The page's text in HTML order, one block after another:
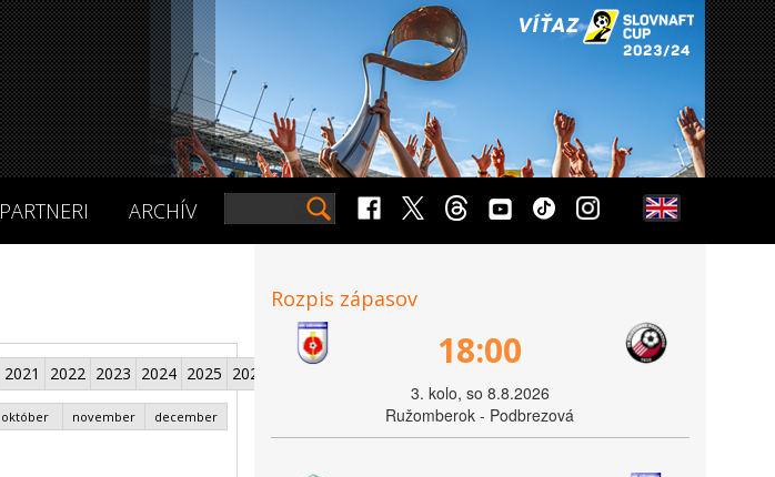
PARTNERI ARCHÍV
2021 2022 2023 2024 2025 2026
október november december
Rozpis zápasov
18:00
3. kolo, so 8.8.2026
Ružomberok - Podbrezová